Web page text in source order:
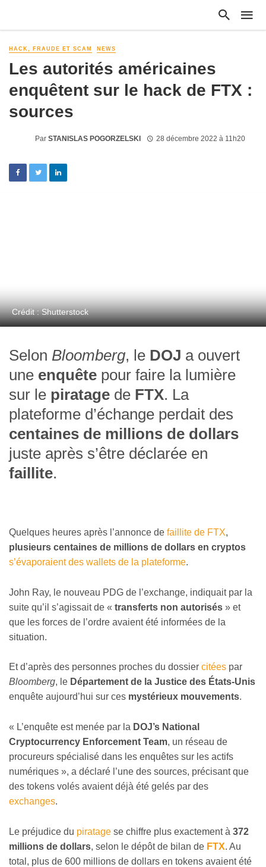
HACK, FRAUDE ET SCAM NEWS
Les autorités américaines
enquêtent sur le hack de FTX :
sources
Par STANISLAS POGORZELSKI 28 décembre 2022 à 11h20
Crédit : Shutterstock
Selon Bloomberg, le DOJ a ouvert
une enquête pour faire la lumière
sur le piratage de FTX. La
plateforme d’échange perdait des
centaines de millions de dollars
juste après s’être déclarée en
faillite.
Quelques heures après l’annonce de faillite de FTX,
plusieurs centaines de millions de dollars en cryptos
s’évaporaient des wallets de la plateforme.
John Ray, le nouveau PDG de l’exchange, indiquait par la
suite qu’il s’agissait de « transferts non autorisés » et
que les forces de l’ordre avaient été informées de la
situation.
Et d’après des personnes proches du dossier citées par
Bloomberg, le Département de la Justice des États-Unis
enquête aujourd’hui sur ces mystérieux mouvements.
« L’enquête est menée par la DOJ’s National
Cryptocurrency Enforcement Team, un réseau de
procureurs spécialisé dans les enquêtes sur les actifs
numériques », a déclaré l’une des sources, précisant que
des tokens volés avaient déjà été gelés par des
exchanges.
Le préjudice du piratage se chiffre plus exactement à 372
millions de dollars, selon le dépôt de bilan de FTX. Au
total, plus de 600 millions de dollars en tokens avaient été